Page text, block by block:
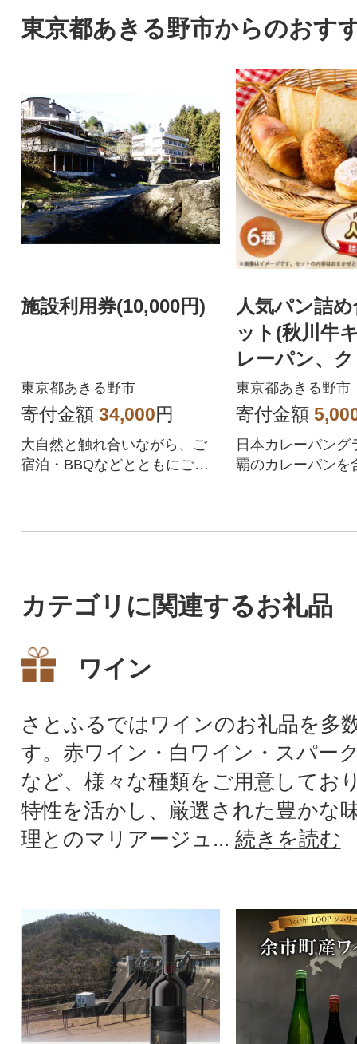
東京都あきる野市からのおす
施設利用券(10,000円)
東京都あきる野市
寄付金額 34,000円
大自然と触れ合いながら、ご
宿泊・BBQなどとともにご宴
人気パン詰
ット(秋川牛
レーパン、
ン、塩バタ
食パン、あ
東京都あきる野市
寄付金額
日本カレーパング
覇のカレーパンを
カテゴリに関連するお礼品
ワイン
さとふるではワインのお礼品を多
す。赤ワイン・白ワイン・スパー
など、様々な種類をご用意してお
特性を活かし、厳選された豊かな
理とのマリアージュ... 続きを読む